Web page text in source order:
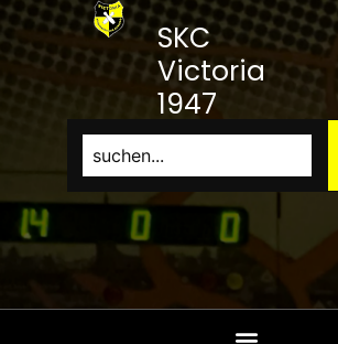
SKC
Victoria
1947
Bamberg
e.V.